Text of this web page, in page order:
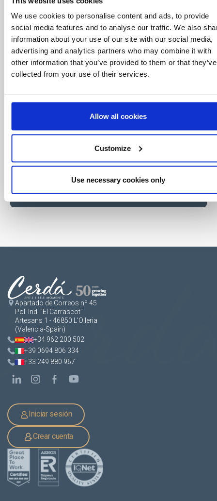
We use cookies to personalise content and ads, to provide
social media features and to analyse our traffic. We also
information about your use of our site with our social media,
advertising and analytics partners who may combine it with
other information that you’ve provided to them or that they’ve
collected from your use of their services.
Allow all cookies
Customize
Use necessary cookies only
Consigue ofertas especiales, información
sobre eventos, los últimos artículos del blog y
conoce antes que nadie las novedades del
mundo del licensing, todo al alcance de un
click.
Apartado de Correos nº 45
Pol. Ind. "El Carrascot"
Artesans 1 - 46850 L'Olleria
(Valencia-Spain)
+34 962 200 502
+39 0694 806 334
+33 249 880 967
Iniciar sesión
Crear cuenta